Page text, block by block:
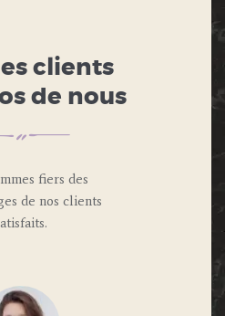
clients
de nous
fiers des
de nos clients